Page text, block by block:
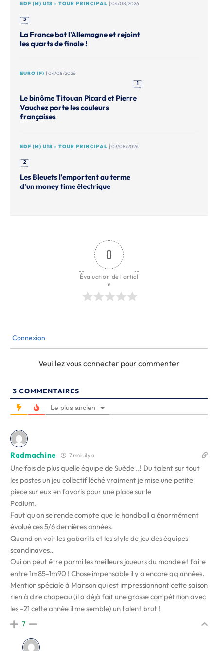
EDF (M) U18 - TOUR PRINCIPAL | 04/08/2026
3
La France bat l'Allemagne et rejoint
les quarts de finale !
EURO (F) | 04/08/2026
1
Le binôme Titouan Picard et Pierre
Vauchez porte les couleurs
françaises
EDF (M) U18 - TOUR PRINCIPAL | 03/08/2026
2
Les Bleuets l'emportent au terme
d'un money time électrique
0
Évaluation de l'articl
e
Connexion
Veuillez vous connecter pour commenter
3 COMMENTAIRES
Le plus ancien
Radmachine 7 mois il y a
Une fois de plus quelle équipe de Suède ..! Du talent sur tout
les postes un jeu collectif léché vraiment je mise une petite
pièce sur eux en favoris pour une place sur le
Podium.
Faut qu’on se rende compte que le handball a énormément
évolué ces 5/6 dernières années.
Quand on voit les gabarits et les style de jeu des équipes
scandinaves…
Oui on peut être parmi les meilleurs joueurs du monde et faire
entre 1m85-1m90 ! Chose impensable il y a encore qq années.
Mention spéciale à Manson qui est impressionnant cette saison
rien à dire chapeau (il a déjà fait une grosse compétition avec
les -21 cette année il me semble) un talent brut !
7